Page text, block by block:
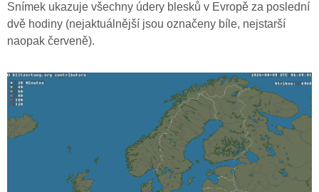
Snímek ukazuje všechny údery blesků v Evropě za poslední
dvě hodiny (nejaktuálnější jsou označeny bíle, nejstarší
naopak červeně).